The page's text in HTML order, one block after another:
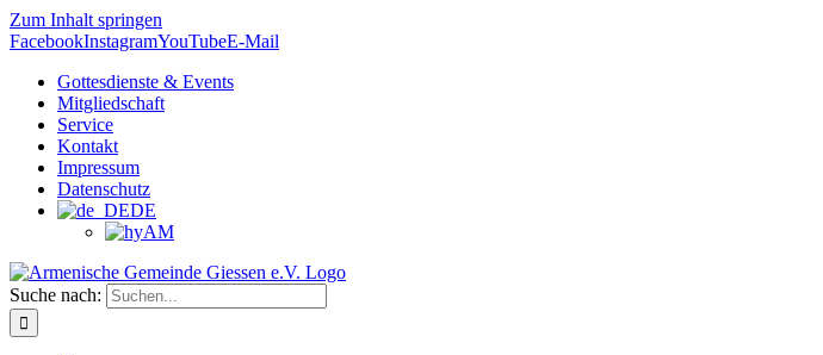
Zum Inhalt springen
FacebookInstagramYouTubeE-Mail
Gottesdienste & Events
Mitgliedschaft
Service
Kontakt
Impressum
Datenschutz
DE
AM
Suche nach: